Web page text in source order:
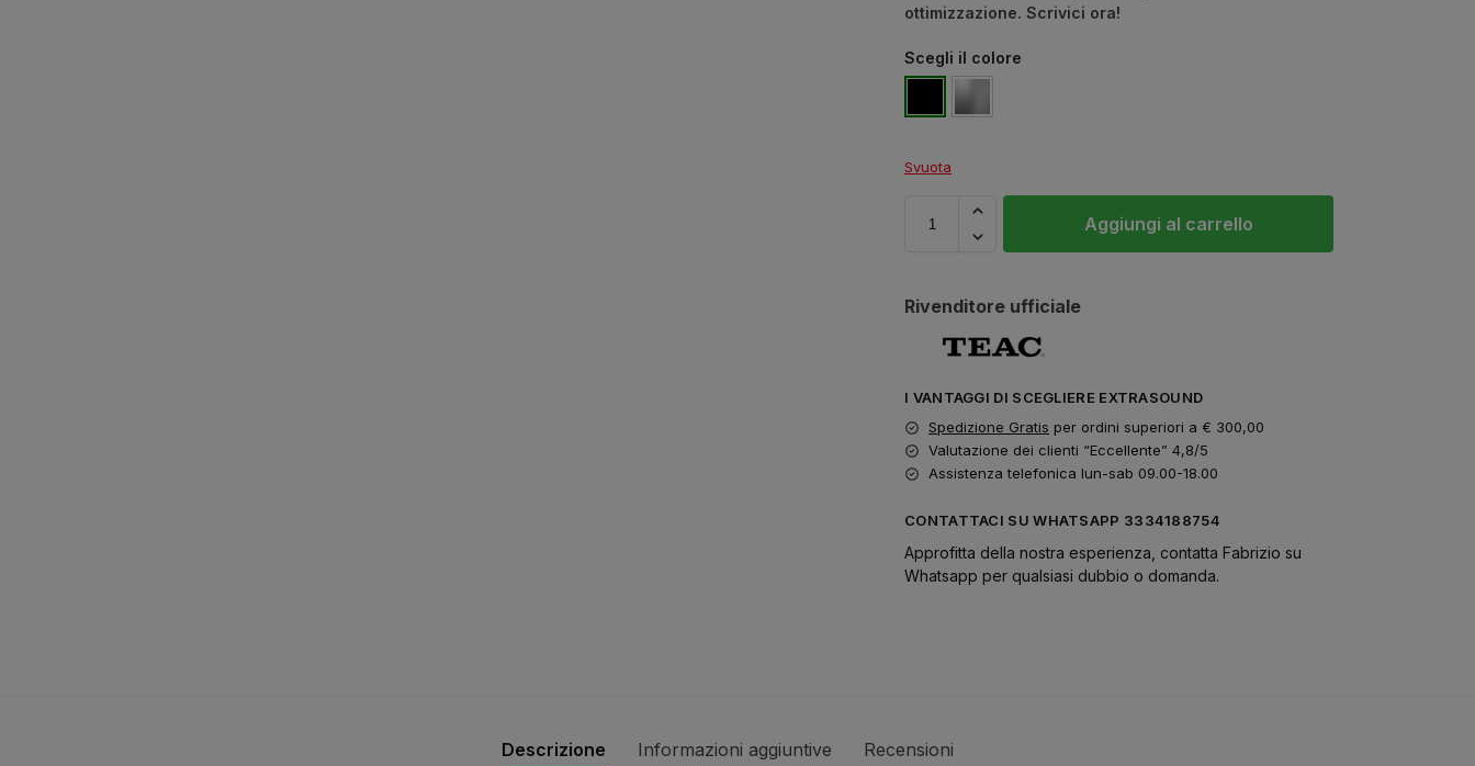
ottimizzazione. Scrivici ora!
Scegli il colore
Svuota
Aggiungi al carrello
Rivenditore ufficiale
I VANTAGGI DI SCEGLIERE EXTRASOUND
Spedizione Gratis per ordini superiori a € 300,00
Valutazione dei clienti “Eccellente” 4,8/5
Assistenza telefonica lun-sab 09.00-18.00
CONTATTACI SU WHATSAPP 3334188754
Approfitta della nostra esperienza, contatta Fabrizio su
Whatsapp per qualsiasi dubbio o domanda.
Descrizione Informazioni aggiuntive Recensioni